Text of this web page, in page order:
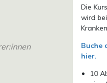
Die
wird
Buche
hier.
10